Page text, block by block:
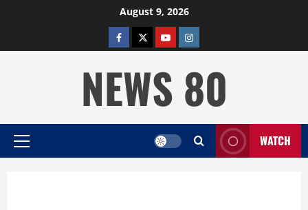
August 9, 2026
facebooktwitterYOUTUBE
instagram
NEWS 80
Primary
WATCH